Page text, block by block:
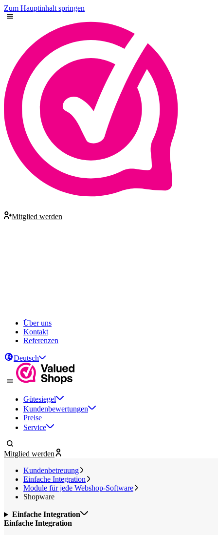
Zum Hauptinhalt springen
Mitglied werden
Über uns
Kontakt
Referenzen
Deutsch
Gütesiegel
Kundenbewertungen
Preise
Service
Mitglied werden
Kundenbetreuung
Einfache Integration
Module für jede Webshop-Software
Shopware
Einfache Integration
Einfache Integration